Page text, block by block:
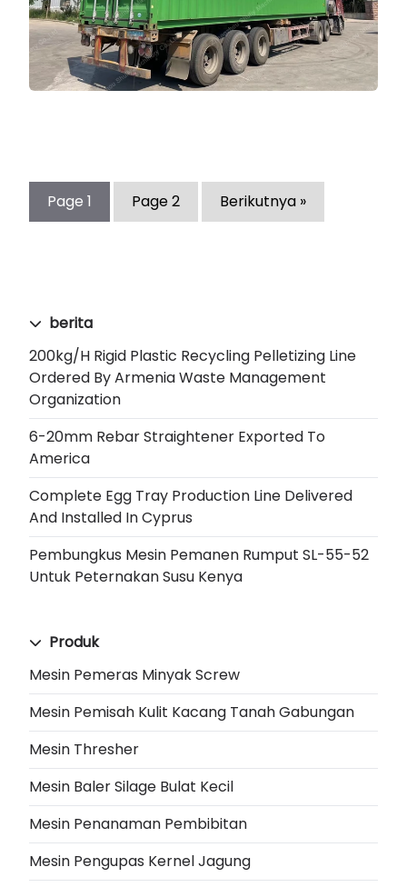
berita
200kg/h Rigid Plastic Recycling Pelletizing Line
Ordered By Armenia Waste Management
Organization
6-20mm Rebar Straightener Exported To
America
Complete Egg Tray Production Line Delivered
And Installed In Cyprus
Pembungkus Mesin Pemanen Rumput SL-55-52
Untuk Peternakan Susu Kenya
Produk
Mesin Pemeras Minyak Screw
Mesin Pemisah Kulit Kacang Tanah Gabungan
Mesin Thresher
Mesin Baler Silage Bulat Kecil
Mesin Penanaman Pembibitan
Mesin Pengupas Kernel Jagung
Page 1 Page2 Berikutnya »